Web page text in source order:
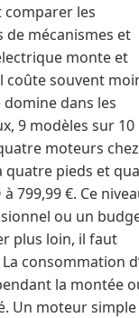
les
de mécanismes et
monte et
coûte souvent
dans les
9 modèles sur 10
moteurs chez
quatre pieds et
799,99 €. Ce
ou un
plus loin, il faut
consommation
la montée
Un moteur simple